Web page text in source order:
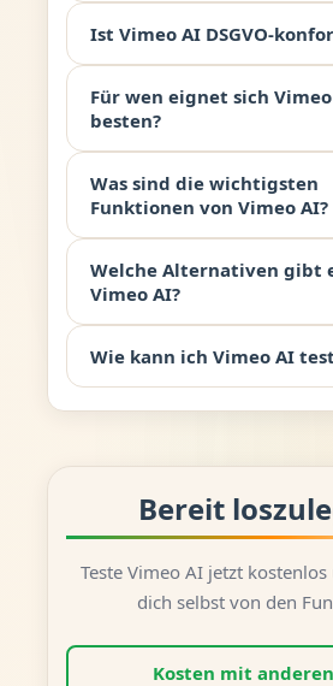
Ist Vimeo AI DSGVO-
Für wen eignet sich
besten?
Was sind die wichtigsten
Funktionen von Vimeo AI?
Welche Alternativen gibt
Vimeo AI?
Wie kann ich Vimeo AI
Bereit
Teste Vimeo AI jetzt
dich selbst von den
Kosten mit